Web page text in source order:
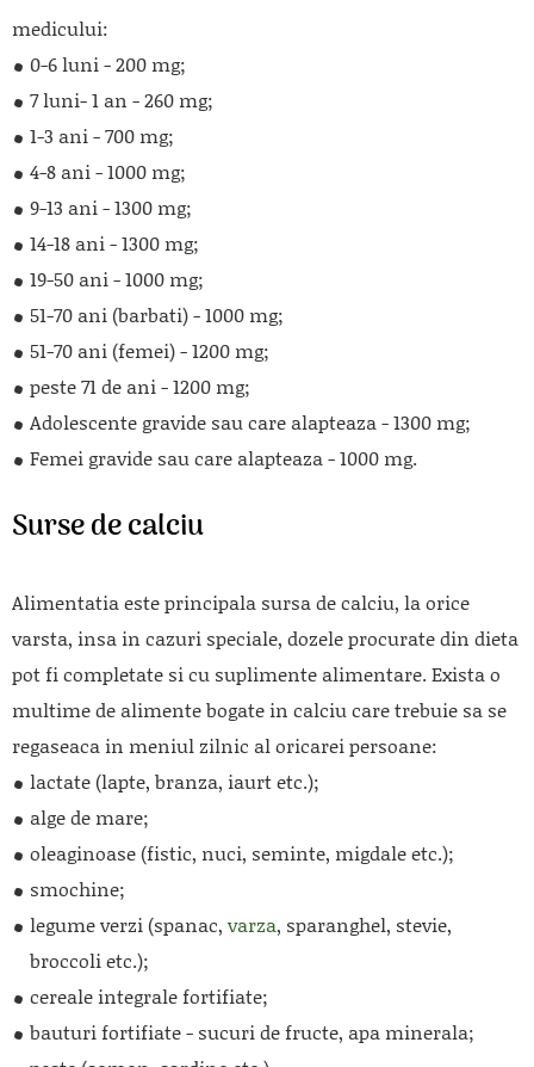
medicului:
0-6 luni - 200 mg;
7 luni- 1 an - 260 mg;
1-3 ani - 700 mg;
4-8 ani - 1000 mg;
9-13 ani - 1300 mg;
14-18 ani - 1300 mg;
19-50 ani - 1000 mg;
51-70 ani (barbati) - 1000 mg;
51-70 ani (femei) - 1200 mg;
peste 71 de ani - 1200 mg;
Adolescente gravide sau care alapteaza - 1300 mg;
Femei gravide sau care alapteaza - 1000 mg.
Surse de calciu
Alimentatia este principala sursa de calciu, la orice
varsta, insa in cazuri speciale, dozele procurate din dieta
pot fi completate si cu suplimente alimentare. Exista o
multime de alimente bogate in calciu care trebuie sa se
regaseaca in meniul zilnic al oricarei persoane:
lactate (lapte, branza, iaurt etc.);
alge de mare;
oleaginoase (fistic, nuci, seminte, migdale etc.);
smochine;
legume verzi (spanac, varza, sparanghel, stevie,
broccoli etc.);
cereale integrale fortifiate;
bauturi fortifiate - sucuri de fructe, apa minerala;